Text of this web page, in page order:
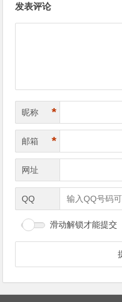
发表评论
昵称 *
邮箱 *
网址
QQ
滑动解锁才能提交